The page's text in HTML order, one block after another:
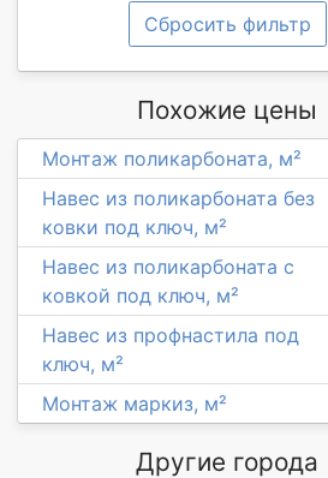
Сбросить фильтр
Похожие цены
Монтаж поликарбоната, м²
Навес из поликарбоната без
ковки под ключ, м²
Навес из поликарбоната с
ковкой под ключ, м²
Навес из профнастила под
ключ, м²
Монтаж маркиз, м²
Другие города